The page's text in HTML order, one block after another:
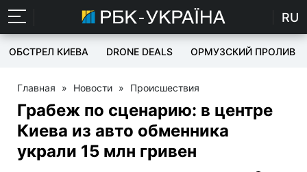
RU
ОБСТРЕЛ КИЕВА DRONE DEALS ОРМУЗСКИЙ ПРОЛИВ
Главная » Новости » Происшествия
Грабеж по сценарию: в центре
Киева из авто обменника
украли 15 млн гривен